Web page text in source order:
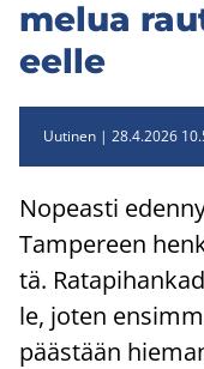
melua
eel­le
Uutinen 28.4.2026
No­peas­ti
Tam­pe­reen
tä.
le, joten
pääs­tään